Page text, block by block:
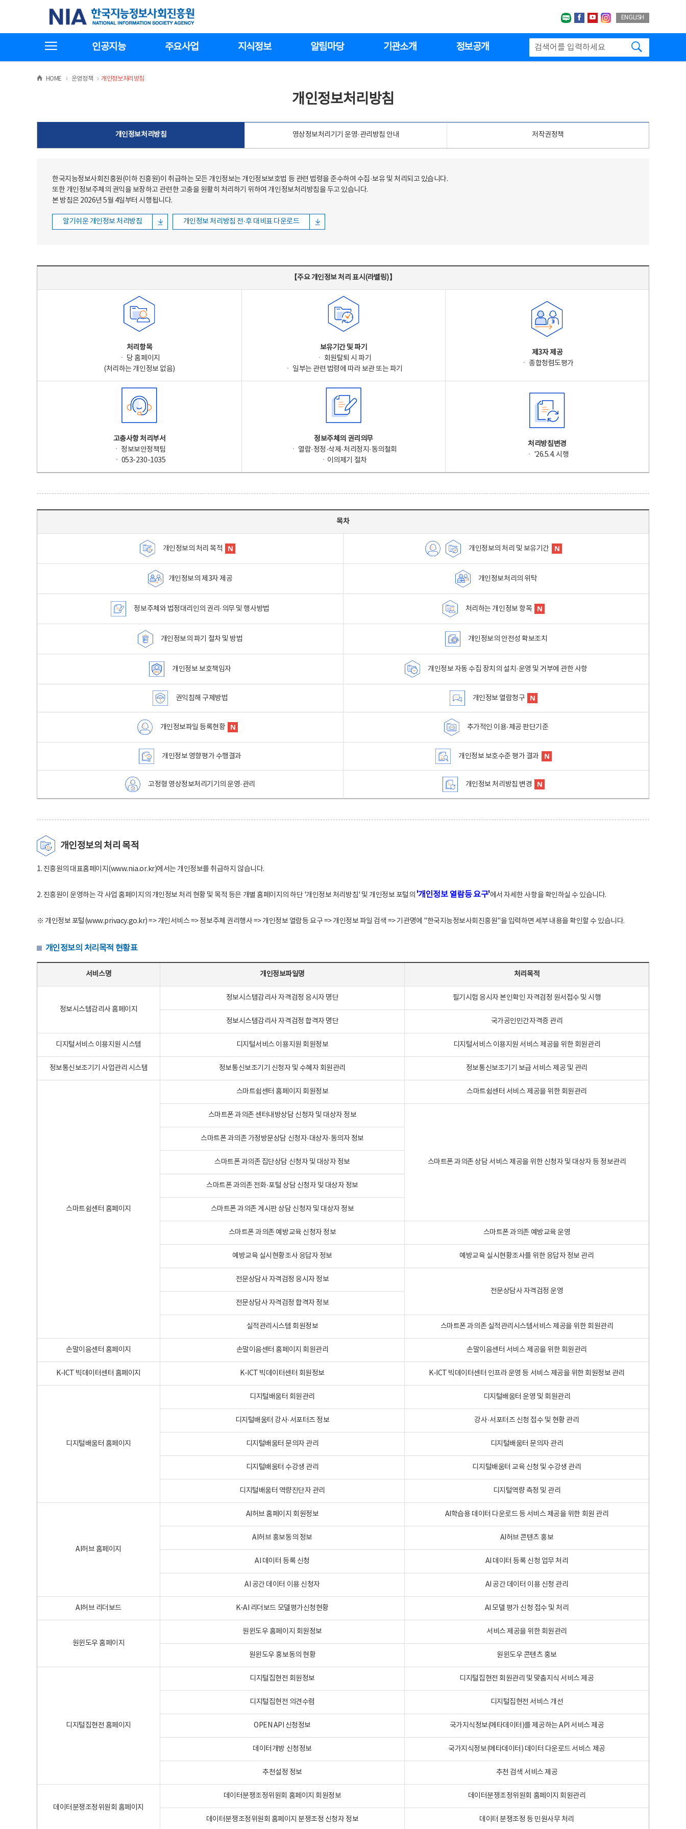
한국지능정보사회진흥원
네이버블로그
페이스북
유투브인스타그랩
ENGLISH
인공지능 주요사업 지식정보 알림마당 기관소개 정보공개
HOME >운영정책 >
개인정보처리방침
개인정보처리방침
개인정보처리방침 영상정보처리기기 운영·관리방침 안내 저작권정책
한국지능정보사회진흥원(이하 진흥원)이 취급하는 모든 개인정보는 개인정보보호법 등 관련 법령을 준수하여 수집·보유 및 처리되고 있습니다.
또한 개인정보주체의 권익을 보장하고 관련한 고충을 원활히 처리하기 위하여 개인정보처리방침을 두고 있습니다.
본 방침은 2026년 5월 4일부터 시행됩니다.
알기쉬운 개인정보 처리방침 개인정보 처리방침 전·후 대비표 다운로드
【주요 개인정보 처리 표시(라벨링)】
처리항목
ㆍ 당 홈페이지
(처리하는 개인정보 없음)
보유기간 및 파기
ㆍ 회원탈퇴 시 파기
ㆍ 일부는 관련 법령에 따라 보관 또는 파기
제3자 제공
ㆍ 종합청렴도평가
고충사항 처리부서
ㆍ 정보보안정책팀
ㆍ 053-230-1035
정보주체의 권리의무
ㆍ 열람·정정·삭제·처리정지·동의철회
ㆍ이의제기 절차
처리방침변경
ㆍ '26.5.4. 시행
목차
개인정보의 처리 목적 개인정보의 처리 및 보유기간
개인정보의 제3자 제공 개인정보처리의 위탁
정보주체와 법정대리인의 권리·의무 및 행사방법 처리하는 개인정보 항목
개인정보의 파기 절차 및 방법 개인정보의 안전성 확보조치
개인정보 보호책임자 개인정보 자동 수집 장치의 설치·운영 및 거부에 관한 사항
권익침해 구제방법 개인정보 열람청구
개인정보파일 등록현황 추가적인 이용·제공 판단기준
개인정보 영향평가 수행결과 개인정보 보호수준 평가 결과
고정형 영상정보처리기기의 운영·관리 개인정보 처리방침 변경
개인정보의 처리 목적
1. 진흥원의 대표홈페이지(www.nia.or.kr)에서는 개인정보를 취급하지 않습니다.
2. 진흥원이 운영하는 각 사업 홈페이지의 개인정보 처리 현황 및 목적 등은 개별 홈페이지의 하단 '개인정보 처리방침' 및 개인정보 포털의 '개인정보 열람등 요구'에서 자세한 사항을 확인하실 수 있습니다.
※ 개인정보 포털(www.privacy.go.kr) => 개인서비스 => 정보주체 권리행사 => 개인정보 열람등 요구 => 개인정보 파일 검색 => 기관명에 "한국지능정보사회진흥원"을 입력하면 세부 내용을 확인할 수 있습니다.
개인정보의 처리목적 현황표
서비스명 개인정보파일명 처리목적
정보시스템감리사 홈페이지
정보시스템감리사 자격검정 응시자 명단 필기시험 응시자 본인확인 자격검정 원서접수 및 시행
정보시스템감리사 자격검정 합격자 명단 국가공인민간자격증 관리
디지털서비스 이용지원 시스템 디지털서비스 이용지원 회원정보 디지털서비스 이용지원 서비스 제공을 위한 회원관리
정보통신보조기기 사업관리 시스템 정보통신보조기기 신청자 및 수혜자 회원관리 정보통신보조기기 보급 서비스 제공 및 관리
스마트쉼센터 홈페이지
스마트쉼센터 홈페이지 회원정보 스마트쉼센터 서비스 제공을 위한 회원관리
스마트폰 과의존 센터내방상담 신청자 및 대상자 정보
스마트폰 과의존 상담 서비스 제공을 위한 신청자 및 대상자 등 정보관리
스마트폰 과의존 가정방문상담 신청자·대상자·동의자 정보
스마트폰 과의존 집단상담 신청자 및 대상자 정보
스마트폰 과의존 전화·포털 상담 신청자 및 대상자 정보
스마트폰 과의존 게시판 상담 신청자 및 대상자 정보
스마트폰 과의존 예방교육 신청자 정보 스마트폰 과의존 예방교육 운영
예방교육 실시현황조사 응답자 정보 예방교육 실시현황조사를 위한 응답자 정보 관리
전문상담사 자격검정 응시자 정보
전문상담사 자격검정 운영
전문상담사 자격검정 합격자 정보
실적관리시스템 회원정보 스마트폰 과의존 실적관리시스템서비스 제공을 위한 회원관리
손말이음센터 홈페이지 손말이음센터 홈페이지 회원관리 손말이음센터 서비스 제공을 위한 회원관리
K-ICT 빅데이터센터 홈페이지 K-ICT 빅데이터센터 회원정보 K-ICT 빅데이터센터 인프라 운영 등 서비스 제공을 위한 회원정보 관리
디지털배움터 홈페이지
디지털배움터 회원관리 디지털배움터 운영 및 회원관리
디지털배움터 강사·서포터즈 정보 강사·서포터즈 신청 접수 및 현황 관리
디지털배움터 문의자 관리 디지털배움터 문의자 관리
디지털배움터 수강생 관리 디지털배움터 교육 신청 및 수강생 관리
디지털배움터 역량진단자 관리 디지털역량 측정 및 관리
AI허브 홈페이지
AI허브 홈페이지 회원정보 AI학습용 데이터 다운로드 등 서비스 제공을 위한 회원 관리
AI허브 홍보동의 정보 AI허브 콘텐츠 홍보
AI 데이터 등록 신청 AI 데이터 등록 신청 업무 처리
AI 공간 데이터 이용 신청자 AI 공간 데이터 이용 신청 관리
AI허브 리더보드 K-AI 리더보드 모델평가신청현황 AI 모델 평가 신청 접수 및 처리
원윈도우 홈페이지
원윈도우 홈페이지 회원정보 서비스 제공을 위한 회원관리
원윈도우 홍보동의 현황 원윈도우 콘텐츠 홍보
디지털집현전 홈페이지
디지털집현전 회원정보 디지털집현전 회원관리 및 맞춤지식 서비스 제공
디지털집현전 의견수렴 디지털집현전 서비스 개선
OPEN API 신청정보 국가지식정보(메타데이터)를 제공하는 API 서비스 제공
데이터개방 신청정보 국가지식정보(메타데이터) 데이터 다운로드 서비스 제공
추천설정 정보 추천 검색 서비스 제공
데이터분쟁조정위원회 홈페이지
데이터분쟁조정위원회 홈페이지 회원정보 데이터분쟁조정위원회 홈페이지 회원관리
데이터분쟁조정위원회 홈페이지 분쟁조정 신청자 정보 데이터 분쟁조정 등 민원사무 처리